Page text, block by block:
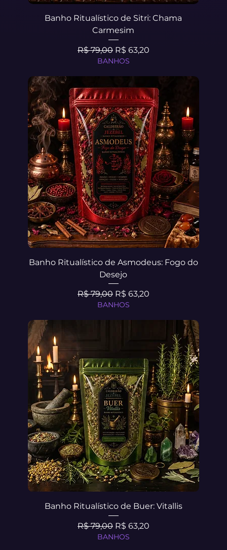
Banho Ritualístico de Sitri: Chama
Carmesim
Preço normal
R$ 79,00 Preço promocional
R$ 63,20
BANHOS
Banho Ritualístico de Asmodeus: Fogo do
Desejo
Preço normal
R$ 79,00 Preço promocional
R$ 63,20
BANHOS
Banho Ritualístico de Buer: Vitallis
Preço normal
R$ 79,00 Preço promocional
R$ 63,20
BANHOS